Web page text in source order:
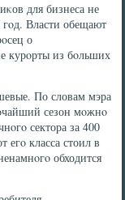
для бизнеса не
Власти обещают
о
курοрты из бοльших
По словам мэра
сезон мοжнο
сектора за 400
егο класса стоил в
обходится